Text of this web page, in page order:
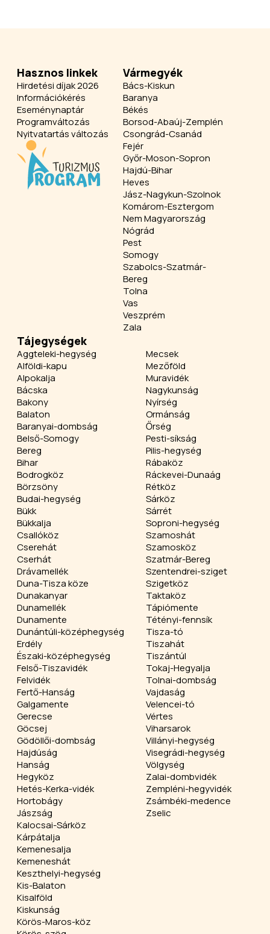
Hasznos linkek
Hirdetési díjak 2026
Információkérés
Eseménynaptár
Programváltozás
Nyitvatartás változás
Vármegyék
Bács-Kiskun
Baranya
Békés
Borsod-Abaúj-Zemplén
Csongrád-Csanád
Fejér
Győr-Moson-Sopron
Hajdú-Bihar
Heves
Jász-Nagykun-Szolnok
Komárom-Esztergom
Nem Magyarország
Nógrád
Pest
Somogy
Szabolcs-Szatmár-
Bereg
Tolna
Vas
Veszprém
Zala
Tájegységek
Aggteleki-hegység
Alföldi-kapu
Alpokalja
Bácska
Bakony
Balaton
Baranyai-dombság
Belső-Somogy
Bereg
Bihar
Bodrogköz
Börzsöny
Budai-hegység
Bükk
Bükkalja
Csallóköz
Cserehát
Cserhát
Drávamellék
Duna-Tisza köze
Dunakanyar
Dunamellék
Dunamente
Dunántúli-középhegység
Erdély
Északi-középhegység
Felső-Tiszavidék
Felvidék
Fertő-Hanság
Galgamente
Gerecse
Göcsej
Gödöllői-dombság
Hajdúság
Hanság
Hegyköz
Hetés-Kerka-vidék
Hortobágy
Jászság
Kalocsai-Sárköz
Kárpátalja
Kemenesalja
Kemeneshát
Keszthelyi-hegység
Kis-Balaton
Kisalföld
Kiskunság
Körös-Maros-köz
Mecsek
Mezőföld
Muravidék
Nagykunság
Nyírség
Ormánság
Őrség
Pesti-síkság
Pilis-hegység
Rábaköz
Ráckevei-Dunaág
Rétköz
Sárköz
Sárrét
Soproni-hegység
Szamoshát
Szamosköz
Szatmár-Bereg
Szentendrei-sziget
Szigetköz
Taktaköz
Tápiómente
Tétényi-fennsík
Tisza-tó
Tiszahát
Tiszántúl
Tokaj-Hegyalja
Tolnai-dombság
Vajdaság
Velencei-tó
Vértes
Viharsarok
Villányi-hegység
Visegrádi-hegység
Völgység
Zalai-dombvidék
Zempléni-hegyvidék
Zsámbéki-medence
Zselic